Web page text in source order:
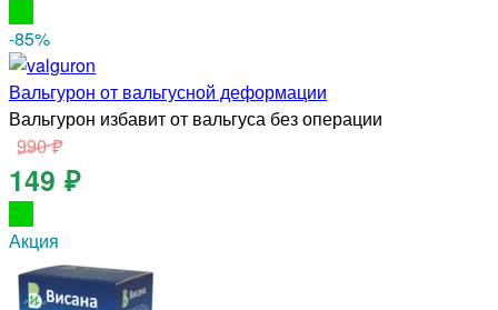
-85%
Вальгурон от вальгусной деформации
Вальгурон избавит от вальгуса без операции
990 ₽
149 ₽
Акция